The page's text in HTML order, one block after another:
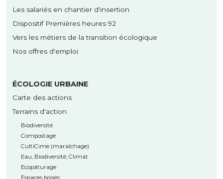
Les salariés en chantier d'insertion
Dispositif Premières heures 92
Vers les métiers de la transition écologique
Nos offres d'emploi
ÉCOLOGIE URBAINE
Carte des actions
Terrains d'action
Biodiversité
Compostage
CultiCime (maraîchage)
Eau, Biodiversité, Climat
Ecopâturage
Espaces boisés